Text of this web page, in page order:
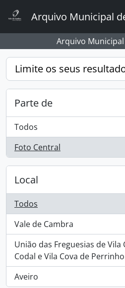
Arquivo Municipal
Arquivo
Limite os seus
Parte de
Todos
Foto Central
, 1 resultados
Local
Todos
Vale de Cambra
, 1 resultados
União das Freguesias de Vila
Codal e Vila Cova de Perrinho
, 1 resultados
Aveiro
, 1 resultados